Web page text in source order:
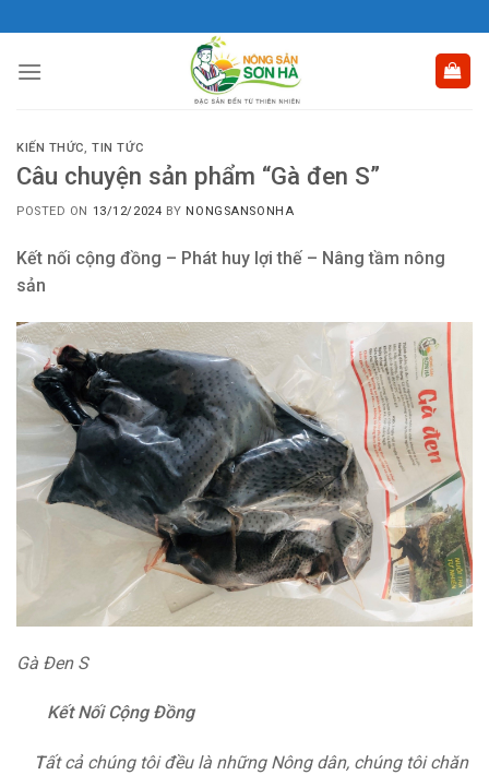
to
content
KIẾN THỨC,TIN TỨC
Câu chuyện sản phẩm “Gà đen S”
POSTED ON 13/12/2024 BY NONGSANSONHA
Kết nối cộng đồng – Phát huy lợi thế – Nâng tầm nông
sản
Gà Đen S
Kết Nối Cộng Đồng
Tất cả chúng tôi đều là những Nông dân, chúng tôi chăn